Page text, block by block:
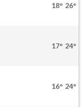
18° 26°
17° 24°
16° 24°